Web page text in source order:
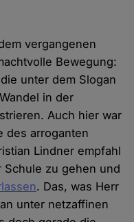
vergangenen
Bewegung:
unter dem Slogan
in der
Auch hier war
des arroganten
Lindner empfahl
Schule zu gehen und
. Das, was Herr
unter netzaffinen